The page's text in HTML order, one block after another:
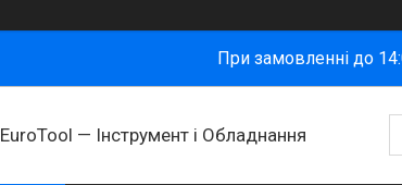
При замовленні до
ㅤEuroTool — Інструмент і Обладнання